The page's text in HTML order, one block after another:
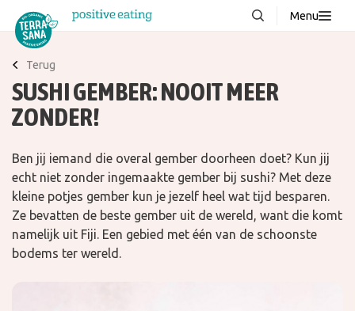
Menu
Over ons
Stories
Contact
Downloads
Recepten
Terug
SUSHI GEMBER: NOOIT MEER
ZONDER!
Ben jij iemand die overal gember doorheen doet? Kun jij
echt niet zonder ingemaakte gember bij sushi? Met deze
kleine potjes gember kun je jezelf heel wat tijd besparen.
Ze bevatten de beste gember uit de wereld, want die komt
namelijk uit Fiji. Een gebied met één van de schoonste
bodems ter wereld.